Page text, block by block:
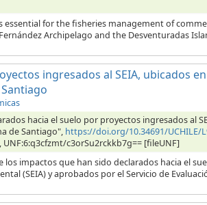
for the fisheries management of
Archipelago and the Desventuradas
ingresados al SEIA, ubicados
hacia el suelo por proyectos ingresados al
de Santiago", https://doi.org/10.34691/UCHILE/
c3orSu2rckkb7g== [fileUNF]
impactos que han sido declarados hacia el
(SEIA) y aprobados por el Servicio de